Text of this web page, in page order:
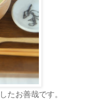
たお善哉です。